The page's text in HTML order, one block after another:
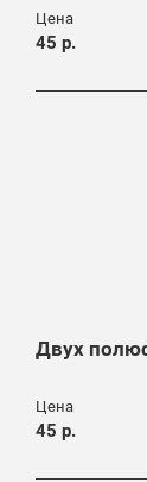
Цена
45 р.
Двух
Цена
45 р.